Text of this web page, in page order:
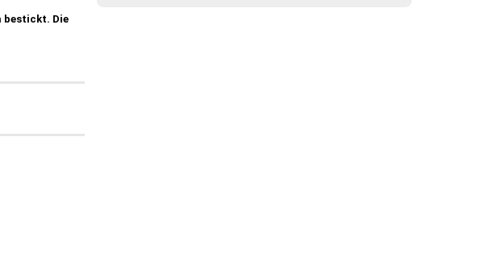
bestickt. Die